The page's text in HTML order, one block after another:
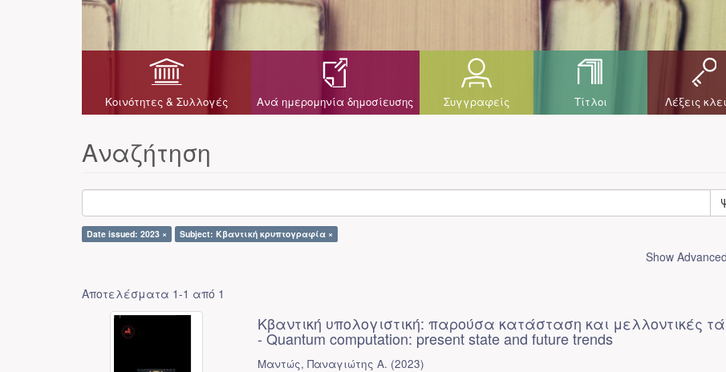
Κοινότητες & Συλλογές Ανά ημερομηνία δημοσίευσης Συγγραφείς Τίτλοι Λέξεις
Αναζήτηση
Date issued: 2023 × Subject: Κβαντική κρυπτογραφία ×
Show
Αποτελέσματα 1-1 από 1
Κβαντική υπολογιστική: παρούσα κατάσταση και μελλοντικές
- Quantum computation: present state and future trends
Μαντώς, Παναγιώτης Α. (2023)